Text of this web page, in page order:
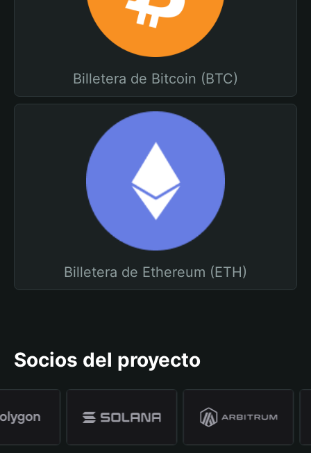
Billetera de Bitcoin (BTC)
Billetera de Ethereum (ETH)
Socios del proyecto